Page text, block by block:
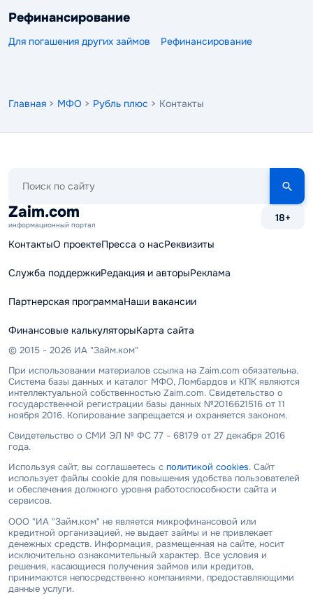
Рефинансирование
Для погашения других займов Рефинансирование
Главная > МФО > Рубль плюс > Контакты
сайту
Zaim.com
информационный портал
18+
КонтактыО проектеПресса о насРеквизиты
Служба поддержкиРедакция и авторыРеклама
Партнерская программаНаши вакансии
Финансовые калькуляторыКарта сайта
© 2015 - 2026 ИА "Займ.ком"
При использовании материалов ссылка на Zaim.com обязательна.
Система базы данных и каталог МФО, Ломбардов и КПК являются
интеллектуальной собственностью Zaim.com. Свидетельство о
государственной регистрации базы данных №2016621516 от 11
ноября 2016. Копирование запрещается и охраняется законом.
Свидетельство о СМИ ЭЛ № ФС 77 - 68179 от 27 декабря 2016
года.
Используя сайт, вы соглашаетесь с политикой cookies. Сайт
использует файлы cookie для повышения удобства пользователей
и обеспечения должного уровня работоспособности сайта и
сервисов.
ООО "ИА "Займ.ком" не является микрофинансовой или
кредитной организацией, не выдает займы и не привлекает
денежных средств. Информация, размещенная на сайте, носит
исключительно ознакомительный характер. Все условия и
решения, касающиеся получения займов или кредитов,
принимаются непосредственно компаниями, предоставляющими
данные услуги.